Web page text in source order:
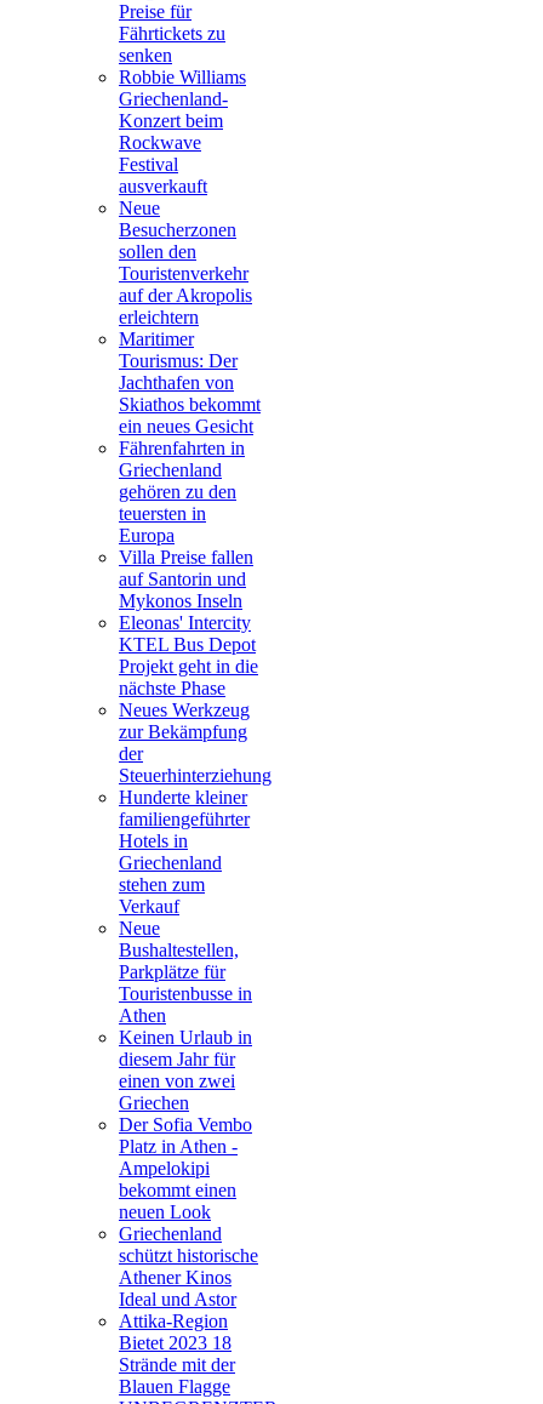
Preise für
Fährtickets zu
senken
Robbie Williams
Griechenland-
Konzert beim
Rockwave
Festival
ausverkauft
Neue
Besucherzonen
sollen den
Touristenverkehr
auf der Akropolis
erleichtern
Maritimer
Tourismus: Der
Jachthafen von
Skiathos bekommt
ein neues Gesicht
Fährenfahrten in
Griechenland
gehören zu den
teuersten in
Europa
Villa Preise fallen
auf Santorin und
Mykonos Inseln
Eleonas' Intercity
KTEL Bus Depot
Projekt geht in die
nächste Phase
Neues Werkzeug
zur Bekämpfung
der
Steuerhinterziehung
Hunderte kleiner
familiengeführter
Hotels in
Griechenland
stehen zum
Verkauf
Neue
Bushaltestellen,
Parkplätze für
Touristenbusse in
Athen
Keinen Urlaub in
diesem Jahr für
einen von zwei
Griechen
Der Sofia Vembo
Platz in Athen -
Ampelokipi
bekommt einen
neuen Look
Griechenland
schützt historische
Athener Kinos
Ideal und Astor
Attika-Region
Bietet 2023 18
Strände mit der
Blauen Flagge